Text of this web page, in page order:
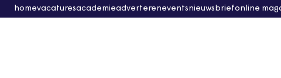
homevacaturesacademieadvertereneventsnieuwsbriefonline